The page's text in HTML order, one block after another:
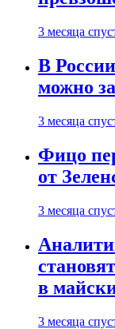
3 месяца
В
можно
3 месяца
Фицо
от
3 месяца
в
3 месяца